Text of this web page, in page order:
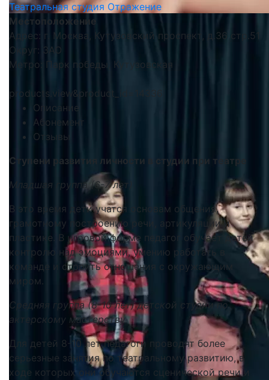
Театральная студия Отражение
Местоположение
Адрес: г. Москва, Кутузовский проспект, д.36 стр.51
Округ: ЗАО
Метро: Парк победы, Кутузовская
products.view&product_id=14336
Описание
Абонемент
Отзывы
Ступени развития личности в студии при театре
Младшая группа (6-7 лет)
В это время дети учатся основам общения,
грамотному построению речи, артикуляции и
пластике. В игровой форме педагог обучает детей
контролю над эмоциями, умению работать в
команде и строить отношения с окружающим
миром.
Средняя группа (8-10 лет) детской студии по
актерскому мастерству
Для детей 8-10 лет педагоги проводят более
серьезные занятия по театральному развитию, в
ходе которых они обучаются сценической речи и